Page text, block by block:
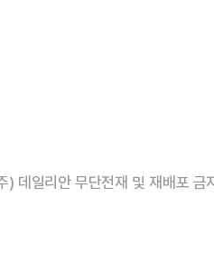
) 데일리안 무단전재 및 재배포 금